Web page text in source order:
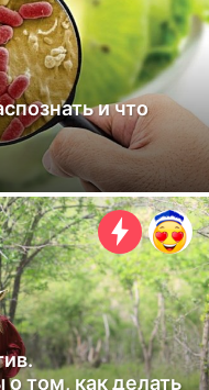
и что
том, как делать